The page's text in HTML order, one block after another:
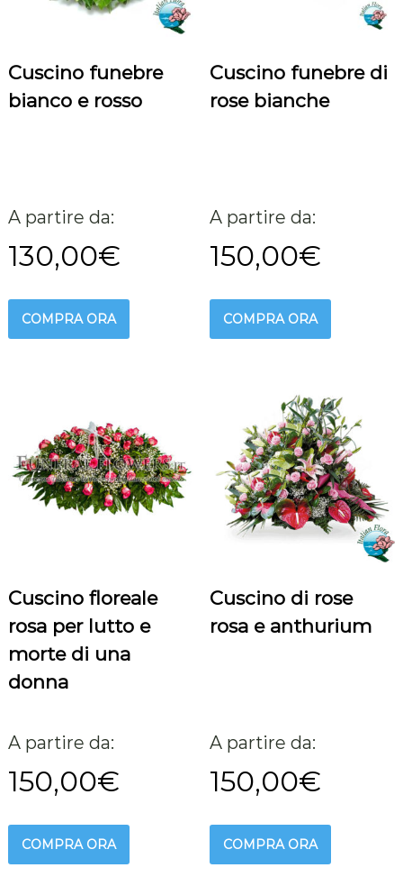
Cuscino funebre
bianco e rosso
A partire da:
130,00€
COMPRA ORA
Cuscino funebre di
rose bianche
A partire da:
150,00€
COMPRA ORA
Cuscino floreale
rosa per lutto e
morte di una
donna
A partire da:
150,00€
COMPRA ORA
Cuscino di rose
rosa e anthurium
A partire da:
150,00€
COMPRA ORA